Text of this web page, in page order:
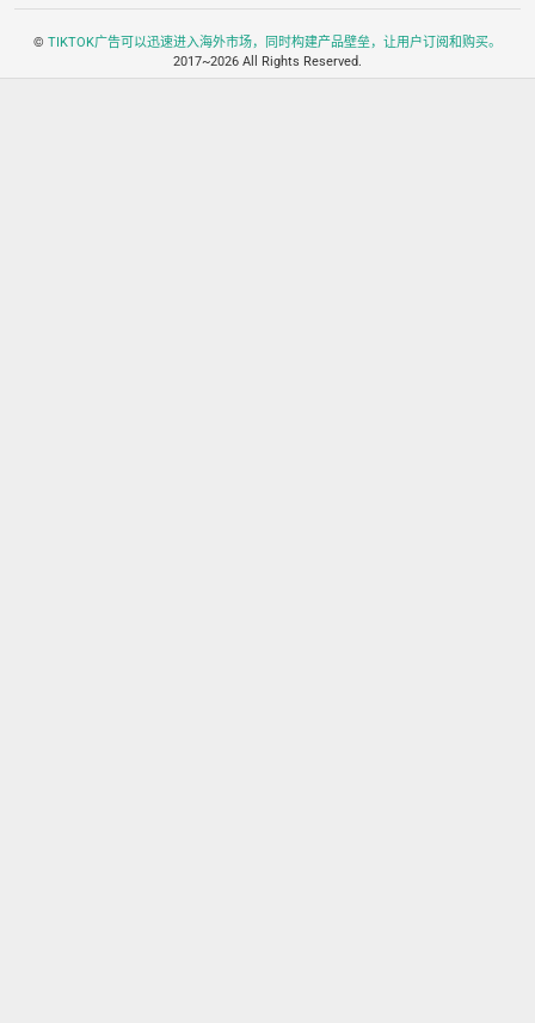
© TIKTOK广告可以迅速进入海外市场，同时构建产品壁垒，让用户订阅和购买。
2017~2026 All Rights Reserved.